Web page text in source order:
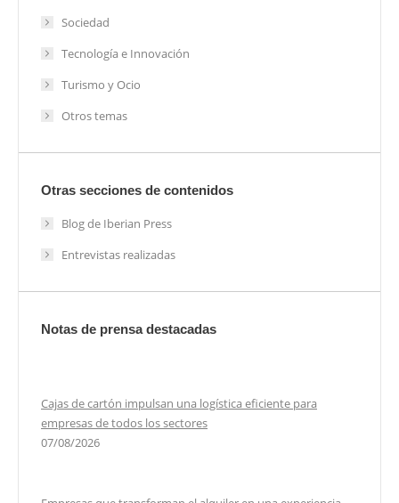
Sociedad
Tecnología e Innovación
Turismo y Ocio
Otros temas
Otras secciones de contenidos
Blog de Iberian Press
Entrevistas realizadas
Notas de prensa destacadas
Cajas de cartón impulsan una logística eficiente para
empresas de todos los sectores
07/08/2026